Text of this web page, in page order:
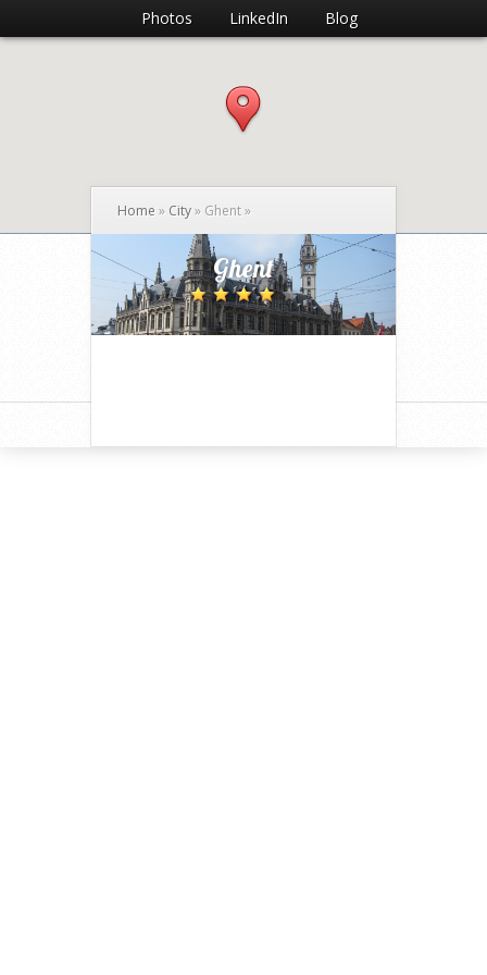
Photos LinkedIn Blog
Home » City» Ghent»
Ghent